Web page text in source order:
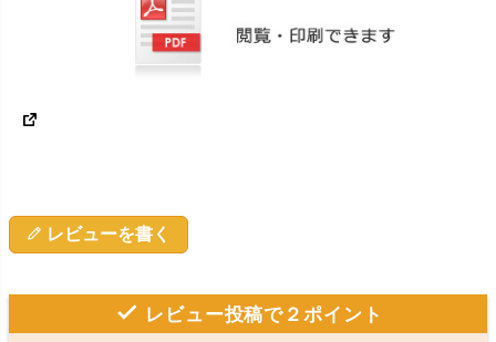
レビューを書く
レビュー投稿で２ポイント